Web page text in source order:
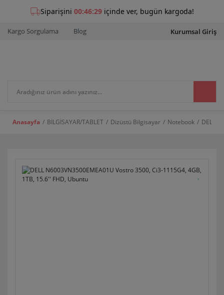
Kargo Sorgulama Blog Kurumsal Giriş
Anasayfa BİLGİSAYAR/TABLET Dizüstü Bilgisayar Notebook DELL